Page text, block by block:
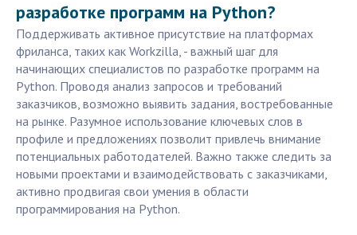
разработке программ на Python?
Поддерживать активное присутствие на платформах
фриланса, таких как Workzilla, - важный шаг для
начинающих специалистов по разработке программ на
Python. Проводя анализ запросов и требований
заказчиков, возможно выявить задания, востребованные
на рынке. Разумное использование ключевых слов в
профиле и предложениях позволит привлечь внимание
потенциальных работодателей. Важно также следить за
новыми проектами и взаимодействовать с заказчиками,
активно продвигая свои умения в области
программирования на Python.